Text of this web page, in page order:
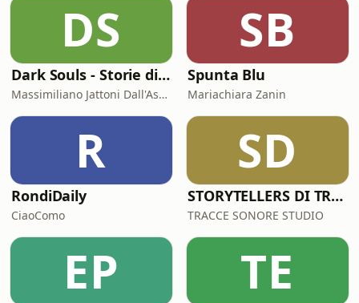
DS
Dark Souls - Storie di serial killer
Massimiliano Jattoni Dall'Asén
SB
Spunta Blu
Mariachiara Zanin
R
RondiDaily
CiaoComo
SD
STORYTELLERS DI TRACCESONORE STUDIO
TRACCE SONORE STUDIO
EP TE